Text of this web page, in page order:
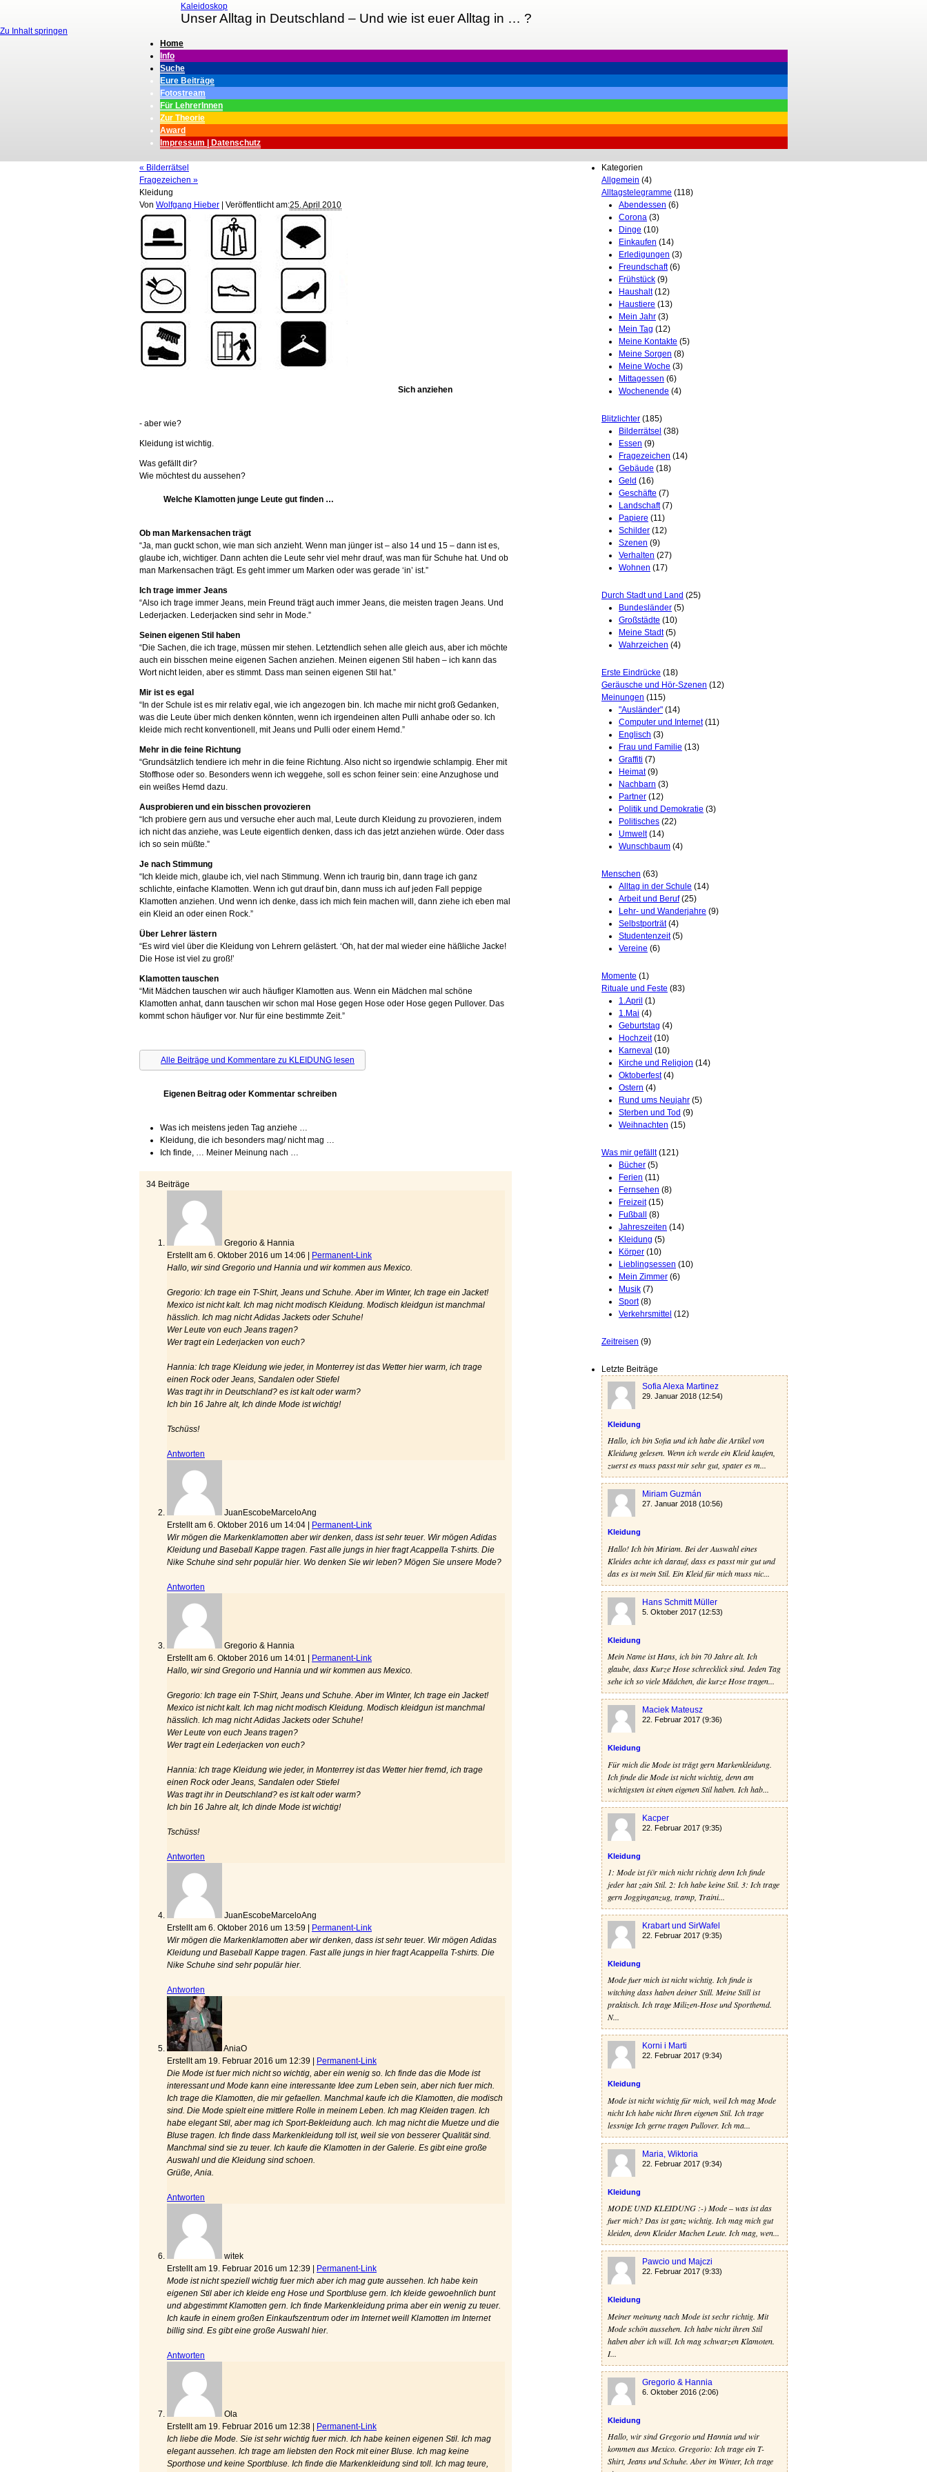
Kaleidoskop
Unser Alltag in Deutschland – Und wie ist euer Alltag in … ?
Zu Inhalt springen
Home
Info
Suche
Eure Beiträge
Fotostream
Für LehrerInnen
Zur Theorie
Award
Impressum | Datenschutz
« Bilderrätsel
Fragezeichen »
Kleidung
Von Wolfgang Hieber Veröffentlicht am:25. April 2010
Sich anziehen
- aber wie?
Kleidung ist wichtig.
Was gefällt dir?
Wie möchtest du aussehen?
Welche Klamotten junge Leute gut finden …
Ob man Markensachen trägt
“Ja, man guckt schon, wie man sich anzieht. Wenn man jünger ist – also 14 und 15 – dann ist es,
glaube ich, wichtiger. Dann achten die Leute sehr viel mehr drauf, was man für Schuhe hat. Und ob
man Markensachen trägt. Es geht immer um Marken oder was gerade ‘in’ ist.”
Ich trage immer Jeans
“Also ich trage immer Jeans, mein Freund trägt auch immer Jeans, die meisten tragen Jeans. Und
Lederjacken. Lederjacken sind sehr in Mode.”
Seinen eigenen Stil haben
“Die Sachen, die ich trage, müssen mir stehen. Letztendlich sehen alle gleich aus, aber ich möchte
auch ein bisschen meine eigenen Sachen anziehen. Meinen eigenen Stil haben – ich kann das
Wort nicht leiden, aber es stimmt. Dass man seinen eigenen Stil hat.”
Mir ist es egal
“In der Schule ist es mir relativ egal, wie ich angezogen bin. Ich mache mir nicht groß Gedanken,
was die Leute über mich denken könnten, wenn ich irgendeinen alten Pulli anhabe oder so. Ich
kleide mich recht konventionell, mit Jeans und Pulli oder einem Hemd.”
Mehr in die feine Richtung
“Grundsätzlich tendiere ich mehr in die feine Richtung. Also nicht so irgendwie schlampig. Eher mit
Stoffhose oder so. Besonders wenn ich weggehe, soll es schon feiner sein: eine Anzughose und
ein weißes Hemd dazu.
Ausprobieren und ein bisschen provozieren
“Ich probiere gern aus und versuche eher auch mal, Leute durch Kleidung zu provozieren, indem
ich nicht das anziehe, was Leute eigentlich denken, dass ich das jetzt anziehen würde. Oder dass
ich so sein müßte.”
Je nach Stimmung
“Ich kleide mich, glaube ich, viel nach Stimmung. Wenn ich traurig bin, dann trage ich ganz
schlichte, einfache Klamotten. Wenn ich gut drauf bin, dann muss ich auf jeden Fall peppige
Klamotten anziehen. Und wenn ich denke, dass ich mich fein machen will, dann ziehe ich eben mal
ein Kleid an oder einen Rock.”
Über Lehrer lästern
“Es wird viel über die Kleidung von Lehrern gelästert. ‘Oh, hat der mal wieder eine häßliche Jacke!
Die Hose ist viel zu groß!’
Klamotten tauschen
“Mit Mädchen tauschen wir auch häufiger Klamotten aus. Wenn ein Mädchen mal schöne
Klamotten anhat, dann tauschen wir schon mal Hose gegen Hose oder Hose gegen Pullover. Das
kommt schon häufiger vor. Nur für eine bestimmte Zeit.”
Alle Beiträge und Kommentare zu KLEIDUNG lesen
Eigenen Beitrag oder Kommentar schreiben
Was ich meistens jeden Tag anziehe …
Kleidung, die ich besonders mag/ nicht mag …
Ich finde, … Meiner Meinung nach …
34 Beiträge
Gregorio & Hannia
Erstellt am 6. Oktober 2016 um 14:06
Permanent-Link
Hallo, wir sind Gregorio und Hannia und wir kommen aus Mexico.
Gregorio: Ich trage ein T-Shirt, Jeans und Schuhe. Aber im Winter, Ich trage ein Jacket!
Mexico ist nicht kalt. Ich mag nicht modisch Kleidung. Modisch kleidgun ist manchmal
hässlich. Ich mag nicht Adidas Jackets oder Schuhe!
Wer Leute von euch Jeans tragen?
Wer tragt ein Lederjacken von euch?
Hannia: Ich trage Kleidung wie jeder, in Monterrey ist das Wetter hier warm, ich trage
einen Rock oder Jeans, Sandalen oder Stiefel
Was tragt ihr in Deutschland? es ist kalt oder warm?
Ich bin 16 Jahre alt, Ich dinde Mode ist wichtig!
Tschüss!
Antworten
JuanEscobeMarceloAng
Erstellt am 6. Oktober 2016 um 14:04
Permanent-Link
Wir mögen die Markenklamotten aber wir denken, dass ist sehr teuer. Wir mögen Adidas
Kleidung und Baseball Kappe tragen. Fast alle jungs in hier fragt Acappella T-shirts. Die
Nike Schuhe sind sehr populär hier. Wo denken Sie wir leben? Mögen Sie unsere Mode?
Antworten
Gregorio & Hannia
Erstellt am 6. Oktober 2016 um 14:01
Permanent-Link
Hallo, wir sind Gregorio und Hannia und wir kommen aus Mexico.
Gregorio: Ich trage ein T-Shirt, Jeans und Schuhe. Aber im Winter, Ich trage ein Jacket!
Mexico ist nicht kalt. Ich mag nicht modisch Kleidung. Modisch kleidgun ist manchmal
hässlich. Ich mag nicht Adidas Jackets oder Schuhe!
Wer Leute von euch Jeans tragen?
Wer tragt ein Lederjacken von euch?
Hannia: Ich trage Kleidung wie jeder, in Monterrey ist das Wetter hier fremd, ich trage
einen Rock oder Jeans, Sandalen oder Stiefel
Was tragt ihr in Deutschland? es ist kalt oder warm?
Ich bin 16 Jahre alt, Ich dinde Mode ist wichtig!
Tschüss!
Antworten
JuanEscobeMarceloAng
Erstellt am 6. Oktober 2016 um 13:59
Permanent-Link
Wir mögen die Markenklamotten aber wir denken, dass ist sehr teuer. Wir mögen Adidas
Kleidung und Baseball Kappe tragen. Fast alle jungs in hier fragt Acappella T-shirts. Die
Nike Schuhe sind sehr populär hier.
Antworten
AniaO
Erstellt am 19. Februar 2016 um 12:39
Permanent-Link
Die Mode ist fuer mich nicht so wichtig, aber ein wenig so. Ich finde das die Mode ist
interessant und Mode kann eine interessante Idee zum Leben sein, aber nich fuer mich.
Ich trage die Klamotten, die mir gefaellen. Manchmal kaufe ich die Klamotten, die modisch
sind. Die Mode spielt eine mittlere Rolle in meinem Leben. Ich mag Kleiden tragen. Ich
habe elegant Stil, aber mag ich Sport-Bekleidung auch. Ich mag nicht die Muetze und die
Bluse tragen. Ich finde dass Markenkleidung toll ist, weil sie von besserer Qualität sind.
Manchmal sind sie zu teuer. Ich kaufe die Klamotten in der Galerie. Es gibt eine große
Auswahl und die Kleidung sind schoen.
Grüße, Ania.
Antworten
witek
Erstellt am 19. Februar 2016 um 12:39
Permanent-Link
Mode ist nicht speziell wichtig fuer mich aber ich mag gute aussehen. Ich habe kein
eigenen Stil aber ich kleide eng Hose und Sportbluse gern. Ich kleide gewoehnlich bunt
und abgestimmt Klamotten gern. Ich finde Markenkleidung prima aber ein wenig zu teuer.
Ich kaufe in einem großen Einkaufszentrum oder im Internet weill Klamotten im Internet
billig sind. Es gibt eine große Auswahl hier.
Antworten
Ola
Erstellt am 19. Februar 2016 um 12:38
Permanent-Link
Ich liebe die Mode. Sie ist sehr wichtig fuer mich. Ich habe keinen eigenen Stil. Ich mag
elegant aussehen. Ich trage am liebsten den Rock mit einer Bluse. Ich mag keine
Sporthose und keine Sportbluse. Ich finde die Markenkleidung sind toll. Ich mag teure,
Kategorien
Allgemein (4)
Alltagstelegramme (118)
Abendessen (6)
Corona (3)
Dinge (10)
Einkaufen (14)
Erledigungen (3)
Freundschaft(6)
Frühstück (9)
Haushalt(12)
Haustiere (13)
Mein Jahr (3)
Mein Tag (12)
Meine Kontakte (5)
Meine Sorgen (8)
Meine Woche (3)
Mittagessen (6)
Wochenende (4)
Blitzlichter (185)
Bilderrätsel (38)
Essen (9)
Fragezeichen (14)
Gebäude (18)
Geld (16)
Geschäfte (7)
Landschaft(7)
Papiere (11)
Schilder (12)
Szenen (9)
Verhalten (27)
Wohnen (17)
Durch Stadt und Land (25)
Bundesländer (5)
Großstädte (10)
Meine Stadt(5)
Wahrzeichen (4)
Erste Eindrücke (18)
Geräusche und Hör-Szenen (12)
Meinungen (115)
"Ausländer" (14)
Computer und Internet(11)
Englisch (3)
Frau und Familie (13)
Graffiti (7)
Heimat(9)
Nachbarn (3)
Partner (12)
Politik und Demokratie (3)
Politisches (22)
Umwelt(14)
Wunschbaum (4)
Menschen (63)
Alltag in der Schule (14)
Arbeit und Beruf(25)
Lehr- und Wanderjahre (9)
Selbstporträt(4)
Studentenzeit(5)
Vereine (6)
Momente (1)
Rituale und Feste (83)
1.April (1)
1.Mai (4)
Geburtstag (4)
Hochzeit(10)
Karneval (10)
Kirche und Religion (14)
Oktoberfest(4)
Ostern (4)
Rund ums Neujahr (5)
Sterben und Tod (9)
Weihnachten (15)
Was mir gefällt(121)
Bücher (5)
Ferien (11)
Fernsehen (8)
Freizeit(15)
Fußball
(8)
Jahreszeiten (14)
Kleidung (5)
Körper (10)
Lieblingsessen (10)
Mein Zimmer (6)
Musik (7)
Sport(8)
Verkehrsmittel (12)
Zeitreisen (9)
Letzte Beiträge
Sofia Alexa Martinez
29. Januar 2018 (12:54)
Kleidung
Hallo, ich bin Sofia und ich habe die Artikel von
Kleidung gelesen. Wenn ich werde ein Kleid kaufen,
zuerst es muss passt mir sehr gut, spater es m...
Miriam Guzmán
27. Januar 2018 (10:56)
Kleidung
Hallo! Ich bin Miriam. Bei der Auswahl eines
Kleides achte ich darauf, dass es passt mir gut und
das es ist mein Stil. Ein Kleid für mich muss nic...
Hans Schmitt Müller
5. Oktober 2017 (12:53)
Kleidung
Mein Name ist Hans, ich bin 70 Jahre alt. Ich
glaube, dass Kurze Hose schrecklick sind. Jeden Tag
sehe ich so viele Mädchen, die kurze Hose tragen...
Maciek Mateusz
22. Februar 2017 (9:36)
Kleidung
Für mich die Mode ist trägt gern Markenkleidung.
Ich finde die Mode ist nicht wichtig, denn am
wichtigsten ist einen eigenen Stil haben. Ich hab...
Kacper
22. Februar 2017 (9:35)
Kleidung
1: Mode ist fϋr mich nicht richtig denn Ich finde
jeder hat zain Stil. 2: Ich habe keine Stil. 3: Ich trage
gern Jogginganzug, tramp, Traini...
Krabart und SirWafel
22. Februar 2017 (9:35)
Kleidung
Mode fuer mich ist nicht wichtig. Ich finde is
witching dass haben deiner Still. Meine Still ist
praktisch. Ich trage Milizen-Hose und Sporthemd.
N...
Korni i Marti
22. Februar 2017 (9:34)
Kleidung
Mode ist nicht wichtig für mich, weil Ich mag Mode
nicht Ich habe nicht Ihren eigenen Stil. Ich trage
lessnige Ich gerne tragen Pullover. Ich ma...
Maria, Wiktoria
22. Februar 2017 (9:34)
Kleidung
MODE UND KLEIDUNG :-) Mode – was ist das
fuer mich? Das ist ganz wichtig. Ich mag mich gut
kleiden, denn Kleider Machen Leute. Ich mag, wen...
Pawcio und Majczi
22. Februar 2017 (9:33)
Kleidung
Meiner meinung nach Mode ist sechr richtig. Mit
Mode schön aussehen. Ich habe nicht ihren Stil
haben aber ich will. Ich mag schwarzen Klamoten.
I...
Gregorio & Hannia
6. Oktober 2016 (2:06)
Kleidung
Hallo, wir sind Gregorio und Hannia und wir
kommen aus Mexico. Gregorio: Ich trage ein T-
Shirt, Jeans und Schuhe. Aber im Winter, Ich trage